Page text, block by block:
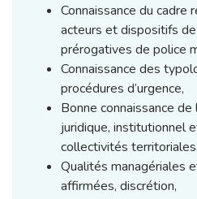
Connaissance du cadre
acteurs et dispositifs
prérogatives de police
Connaissance des
procédures d’urgence,
Bonne connaissance de
juridique, institutionnel
collectivités territoriales,
Qualités managériales
affirmées, discrétion,